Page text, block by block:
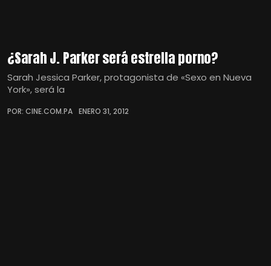
¿Sarah J. Parker será estrella porno?
Sarah Jessica Parker, protagonista de «Sexo en Nueva
York», será la
POR: CINE.COM.PA ENERO 31, 2012